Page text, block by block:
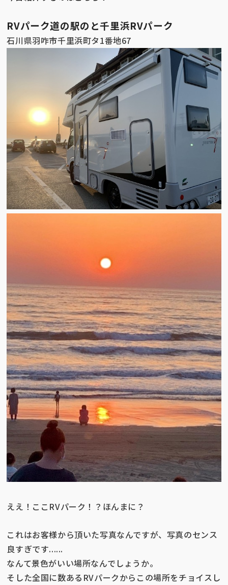
RVパーク道の駅のと千里浜RVパーク
石川県羽咋市千里浜町タ1番地67
ええ！ここRVパーク！？ほんまに？
これはお客様から頂いた写真なんですが、写真のセンス
良すぎです......
なんて景色がいい場所なんでしょうか。
そした全国に数あるRVパークからこの場所をチョイスし